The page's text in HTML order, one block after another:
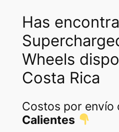
Has
Wheels
Costa Rica
Costos por envío
Calientes